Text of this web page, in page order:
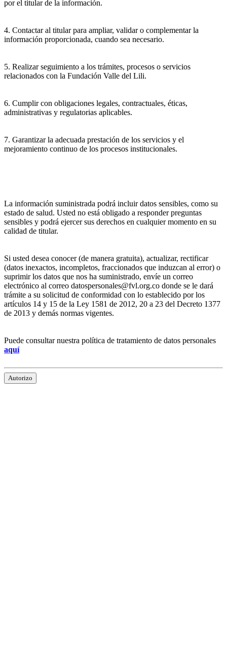
por el titular de la información.
4. Contactar al titular para ampliar, validar o complementar la
información proporcionada, cuando sea necesario.
5. Realizar seguimiento a los trámites, procesos o servicios
relacionados con la Fundación Valle del Lili.
6. Cumplir con obligaciones legales, contractuales, éticas,
administrativas y regulatorias aplicables.
7. Garantizar la adecuada prestación de los servicios y el
mejoramiento continuo de los procesos institucionales.
La información suministrada podrá incluir datos sensibles, como su
estado de salud. Usted no está obligado a responder preguntas
sensibles y podrá ejercer sus derechos en cualquier momento en su
calidad de titular.
Si usted desea conocer (de manera gratuita), actualizar, rectificar
(datos inexactos, incompletos, fraccionados que induzcan al error) o
suprimir los datos que nos ha suministrado, envíe un correo
electrónico al correo datospersonales@fvl.org.co donde se le dará
trámite a su solicitud de conformidad con lo establecido por los
artículos 14 y 15 de la Ley 1581 de 2012, 20 a 23 del Decreto 1377
de 2013 y demás normas vigentes.
Puede consultar nuestra política de tratamiento de datos personales
aquí
Autorizo